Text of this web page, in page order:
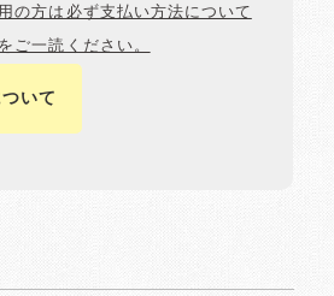
の方は必ず支払い方法について
ご一読ください。
いて